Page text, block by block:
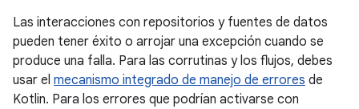
Las interacciones con repositorios y fuentes de datos
pueden tener éxito o arrojar una excepción cuando se
produce una falla. Para las corrutinas y los flujos, debes
usar el mecanismo integrado de manejo de errores de
Kotlin. Para los errores que podrían activarse con